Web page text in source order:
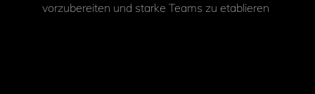
vorzubereiten und starke Teams zu etablieren